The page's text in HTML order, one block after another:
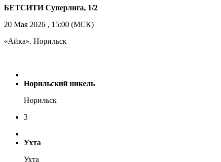
БЕТСИТИ Суперлига, 1/2
20 Мая 2026 , 15:00 (МСК)
«Айка». Норильск
Норильский никель
Норильск
3
Ухта
Ухта